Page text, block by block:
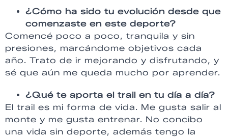
¿Cómo ha sido tu evolución desde que
comenzaste en este deporte?
Comencé poco a poco, tranquila y sin
presiones, marcándome objetivos cada
año. Trato de ir mejorando y disfrutando, y
sé que aún me queda mucho por aprender.
¿Qué te aporta el trail en tu día a día?
El trail es mi forma de vida. Me gusta salir al
monte y me gusta entrenar. No concibo
una vida sin deporte, además tengo la